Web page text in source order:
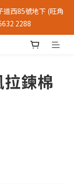
道西85號地下 (旺角
2288
鍊棉